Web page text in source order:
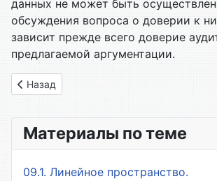
данных не может быть
обсуждения вопроса о доверии к
зависит прежде всего доверие
предлагаемой аргументации.
Предыдущий: 09.3. Важнейшие методы
Назад
Материалы по теме
09.1. Линейное пространство.